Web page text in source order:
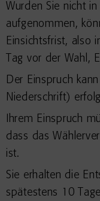
Wurden Sie nicht
aufgenommen,
Einsichtsfrist, also
Tag vor der Wahl,
Der Einspruch
Niederschrift)
Ihrem Einspruch
dass das
ist.
Sie erhalten die
spätestens 10